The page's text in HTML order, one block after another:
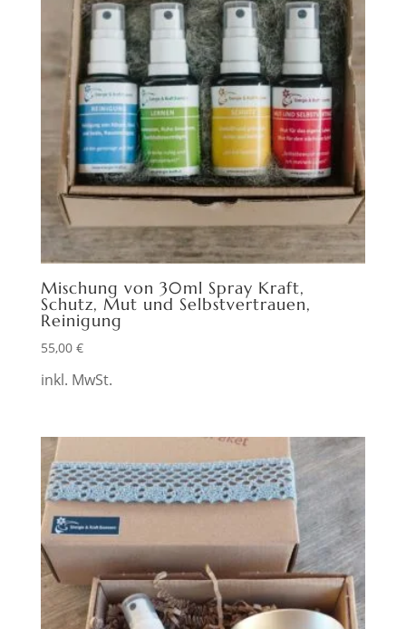
Mischung von 30ml Spray Kraft,
Schutz, Mut und Selbstvertrauen,
Reinigung
55,00 €
inkl. MwSt.